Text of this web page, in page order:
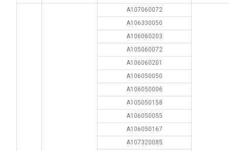
A107060072
A106330050
A106060203
A105060072
A106060201
A106050050
A106050006
A105050158
A106050055
A106050167
A107320085